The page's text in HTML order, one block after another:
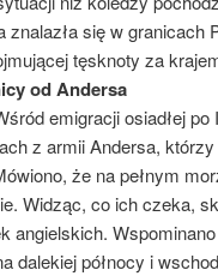
znalazła się w granicach
tęsknoty za
od Andersa
emigracji osiadłej po II
z armii Andersa,
że na pełnym
Widząc, co ich czeka,
angielskich.
dalekiej północy i